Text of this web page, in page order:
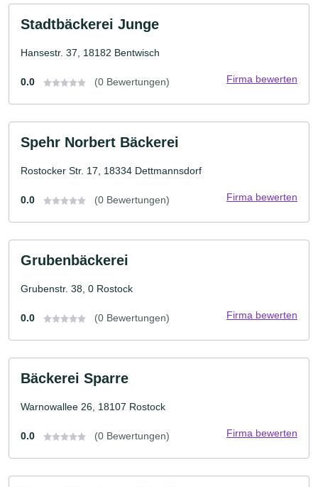
Stadtbäckerei Junge
Hansestr. 37, 18182 Bentwisch
0.0 (0 Bewertungen) Firma bewerten
Spehr Norbert Bäckerei
Rostocker Str. 17, 18334 Dettmannsdorf
0.0 (0 Bewertungen) Firma bewerten
Grubenbäckerei
Grubenstr. 38, 0 Rostock
0.0 (0 Bewertungen) Firma bewerten
Bäckerei Sparre
Warnowallee 26, 18107 Rostock
0.0 (0 Bewertungen) Firma bewerten